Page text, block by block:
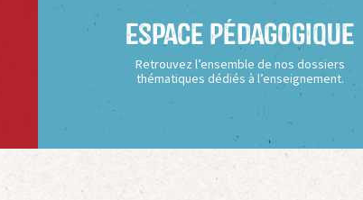
Espace Pédagogique
Retrouvez l’ensemble de nos dossiers
thématiques dédiés à l’enseignement.